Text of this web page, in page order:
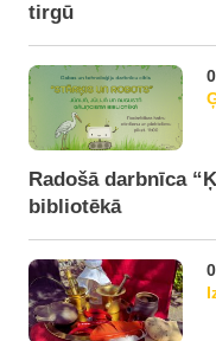
tirgū
Radošā darbnīca
bibliotēkā